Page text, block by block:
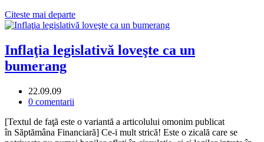
Citeste mai departe
Inflaţia legislativă loveşte ca un
bumerang
22.09.09
0 comentarii
[Textul de faţă este o variantă a articolului omonim publicat
în Săptămâna Financiară] Ce-i mult strică! Este o zicală care se